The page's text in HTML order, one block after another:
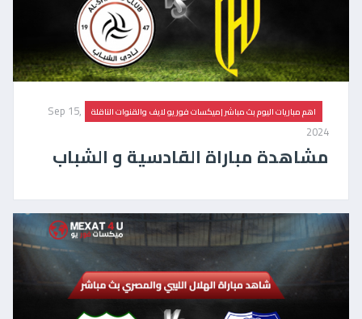
اهم مباريات اليوم بث مباشر |ميكسات فور يو لايف والقنوات الناقلة
Sep 15,
2024
مشاهدة مباراة القادسية و الشباب